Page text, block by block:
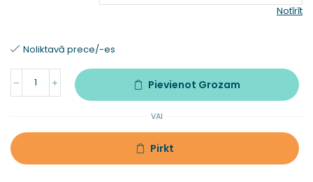
Notīrīt
Noliktavā prece/-es
Pievienot Grozam
VAI
Pirkt